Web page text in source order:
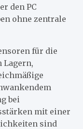
den PC
ohne zentrale
für die
Lagern,
bei
mit einer
sind